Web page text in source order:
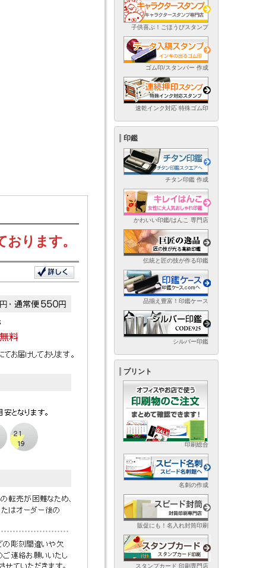
ります。
子供喜ぶ！ごほうびスタンプ
ゴム印/スタンパー 作成
速乾インク対応 特殊ゴム印
印鑑
チタン印鑑 作成
かわいい印鑑/はんこ 専門店
伝統と匠の技が作る印鑑
品揃え豊富！印鑑ケース
シルバー印鑑
プリント
印刷総合
名刺の作成
販促にも！名入れ封筒印刷
スタンプカード 印刷専門店